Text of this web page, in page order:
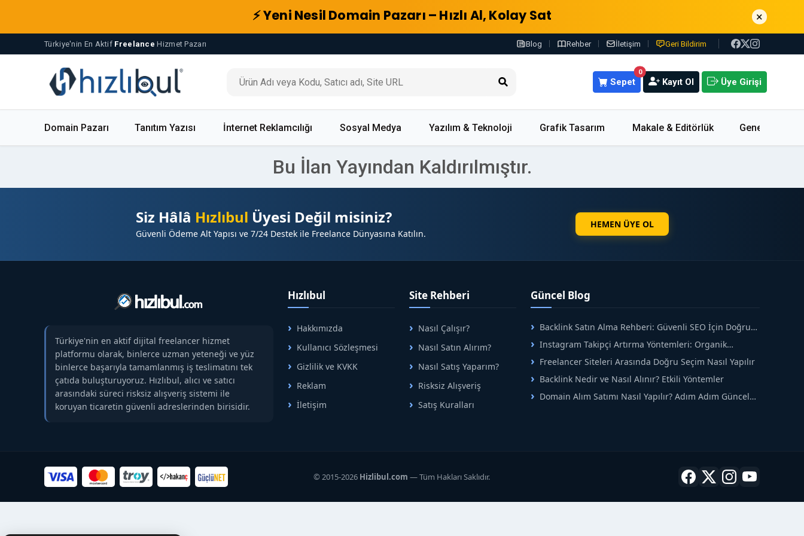
⚡ Yeni Nesil Domain Pazarı – Hızlı Al, Kolay Sat ×
Türkiye'nin En Aktif Freelance Hizmet Pazarı Blog Rehber İletişim Geri Bildirim
0
Sepet Kayıt Ol Üye Girişi
Domain Pazarı Tanıtım Yazısı İnternet Reklamcılığı Sosyal Medya Yazılım & Teknoloji Grafik Tasarım Makale & Editörlük Genel
Bu İlan Yayından Kaldırılmıştır.
Siz Hâlâ Hızlıbul Üyesi Değil misiniz?
Güvenli Ödeme Alt Yapısı ve 7/24 Destek ile Freelance Dünyasına Katılın.
HEMEN ÜYE OL
Türkiye'nin en aktif dijital freelancer hizmet
platformu olarak, binlerce uzman yeteneği ve yüz
binlerce başarıyla tamamlanmış iş teslimatını tek
çatıda buluşturuyoruz. Hızlıbul, alıcı ve satıcı
arasındaki süreci risksiz alışveriş sistemi ile
koruyan ticaretin güvenli adreslerinden birisidir.
Hızlıbul
Hakkımızda
Kullanıcı Sözleşmesi
Gizlilik ve KVKK
Reklam
İletişim
Site Rehberi
Nasıl Çalışır?
Nasıl Satın Alırım?
Nasıl Satış Yaparım?
Risksiz Alışveriş
Satış Kuralları
Güncel Blog
Backlink Satın Alma Rehberi: Güvenli SEO İçin Doğru
Instagram Takipçi Artırma Yöntemleri: Organik
Büyüme Rehberi
Freelancer Siteleri Arasında Doğru Seçim Nasıl Yapılır
Backlink Nedir ve Nasıl Alınır? Etkili Yöntemler
Domain Alım Satımı Nasıl Yapılır? Adım Adım Güncel
© 2015-2026 Hizlibul.com — Tüm Hakları Saklıdır.